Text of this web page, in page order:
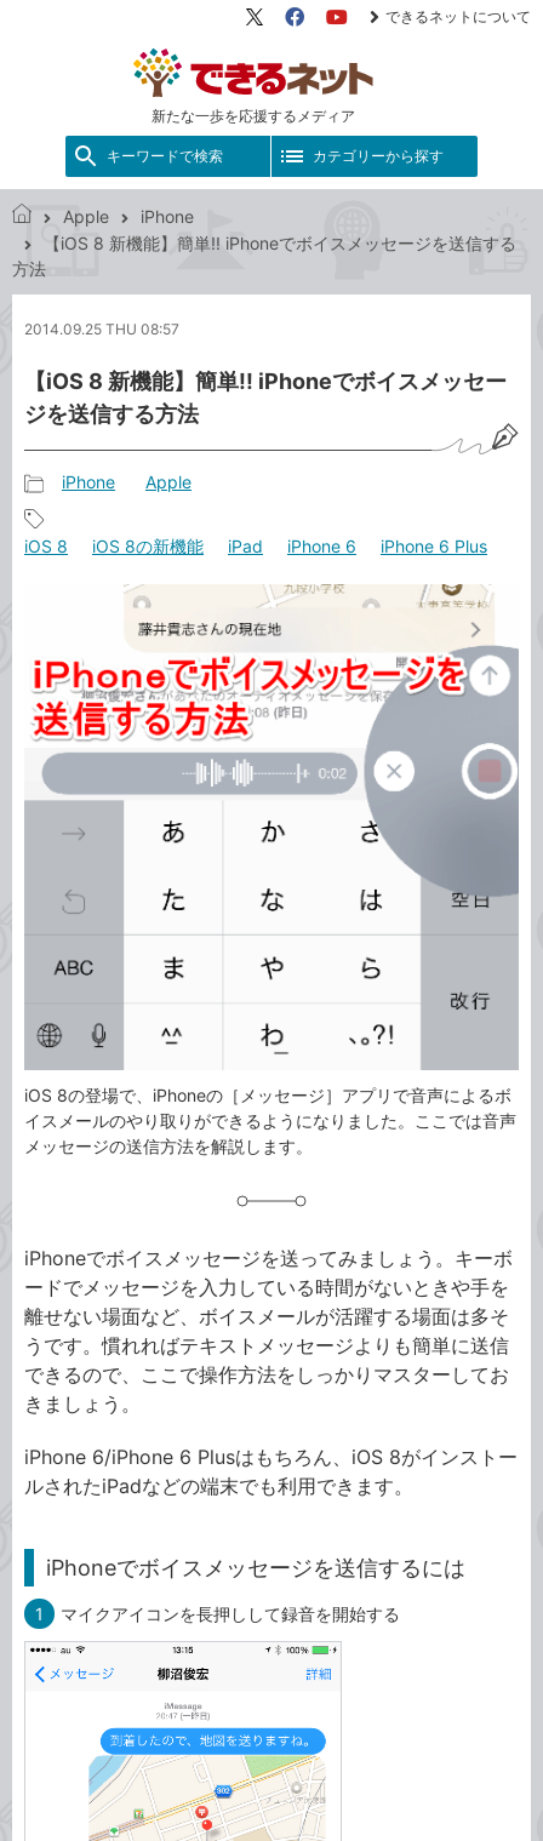
新たな一歩を応援するメディア
X（旧
FacebookYouTube
できるネットについて
キーワードで検索 カテゴリーから探す
き
ッ
Apple
iPhone
【iOS 8 新機能】簡単!! iPhoneでボイスメッセージを送信する
方法
2014.09.25 THU 08:57
【iOS 8 新機能】簡単!! iPhoneでボイスメッセー
ジを送信する方法
カ
iPhone Apple
記
iOS 8 iOS 8の新機能 iPad iPhone 6 iPhone 6 Plus
iOS 8の登場で、iPhoneの［メッセージ］アプリで音声によるボ
イスメールのやり取りができるようになりました。ここでは音声
メッセージの送信方法を解説します。
iPhoneでボイスメッセージを送ってみましょう。キーボ
ードでメッセージを入力している時間がないときや手を
離せない場面など、ボイスメールが活躍する場面は多そ
うです。慣れればテキストメッセージよりも簡単に送信
できるので、ここで操作方法をしっかりマスターしてお
きましょう。
iPhone 6/iPhone 6 Plusはもちろん、iOS 8がインストー
ルされたiPadなどの端末でも利用できます。
iPhoneでボイスメッセージを送信するには
1 マイクアイコンを長押しして録音を開始する